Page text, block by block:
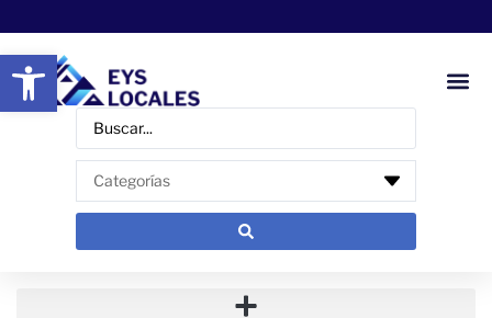
Abrir barra de herramientas